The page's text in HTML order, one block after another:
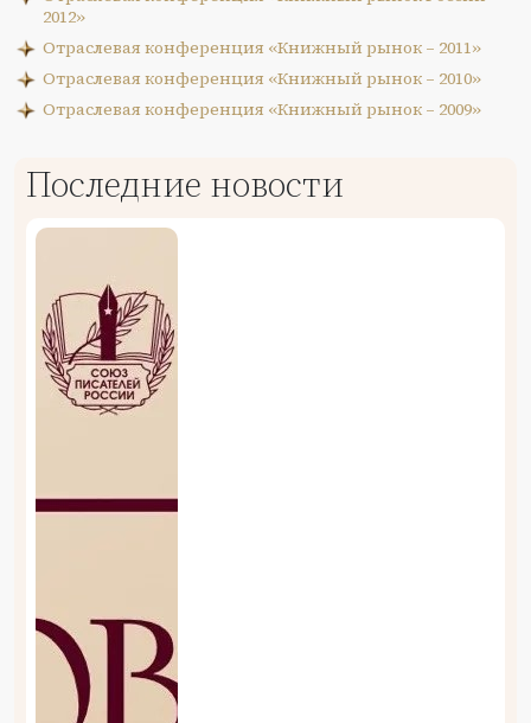
2012»
Отраслевая конференция «Книжный рынок – 2011»
Отраслевая конференция «Книжный рынок – 2010»
Отраслевая конференция «Книжный рынок – 2009»
Последние новости